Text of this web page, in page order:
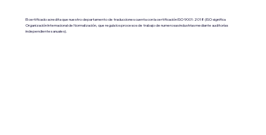
El certificado acredita que nuestro departamento de traducciones cuenta con la certificación ISO 9001:2018 (ISO significa
Organización Internacional de Normalización, que regula los procesos de trabajo de numerosas industrias mediante auditorías
independientes anuales).